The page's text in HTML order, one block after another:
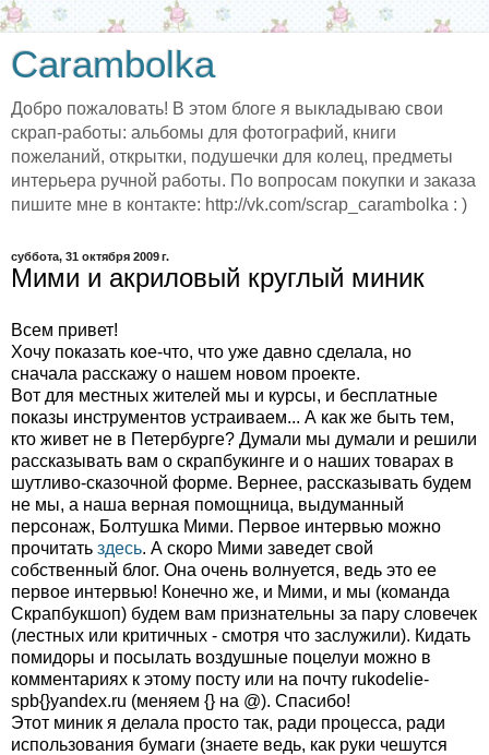
Carambolka
Добро пожаловать! В этом блоге я выкладываю свои
скрап-работы: альбомы для фотографий, книги
пожеланий, открытки, подушечки для колец, предметы
интерьера ручной работы. По вопросам покупки и заказа
пишите мне в контакте: http://vk.com/scrap_carambolka : )
суббота, 31 октября 2009 г.
Мими и акриловый круглый миник
Всем привет!
Хочу показать кое-что, что уже давно сделала, но
сначала расскажу о нашем новом проекте.
Вот для местных жителей мы и курсы, и бесплатные
показы инструментов устраиваем... А как же быть тем,
кто живет не в Петербурге? Думали мы думали и решили
рассказывать вам о скрапбукинге и о наших товарах в
шутливо-сказочной форме. Вернее, рассказывать будем
не мы, а наша верная помощница, выдуманный
персонаж, Болтушка Мими. Первое интервью можно
прочитать здесь. А скоро Мими заведет свой
собственный блог. Она очень волнуется, ведь это ее
первое интервью! Конечно же, и Мими, и мы (команда
Скрапбукшоп) будем вам признательны за пару словечек
(лестных или критичных - смотря что заслужили). Кидать
помидоры и посылать воздушные поцелуи можно в
комментариях к этому посту или на почту rukodelie-
spb{}yandex.ru (меняем {} на @). Спасибо!
Этот миник я делала просто так, ради процесса, ради
использования бумаги (знаете ведь, как руки чешутся